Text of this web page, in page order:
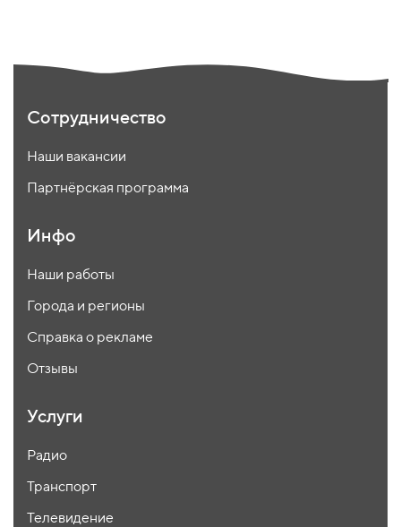
Сотрудничество
Наши вакансии
Партнёрская программа
Инфо
Наши работы
Города и регионы
Справка о рекламе
Отзывы
Услуги
Радио
Транспорт
Телевидение